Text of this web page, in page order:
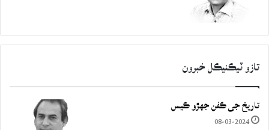
تازو ٽيڪنيڪل خبرون
تاريخ جي ڪفن جھڙو ڪيس
08-03-2024